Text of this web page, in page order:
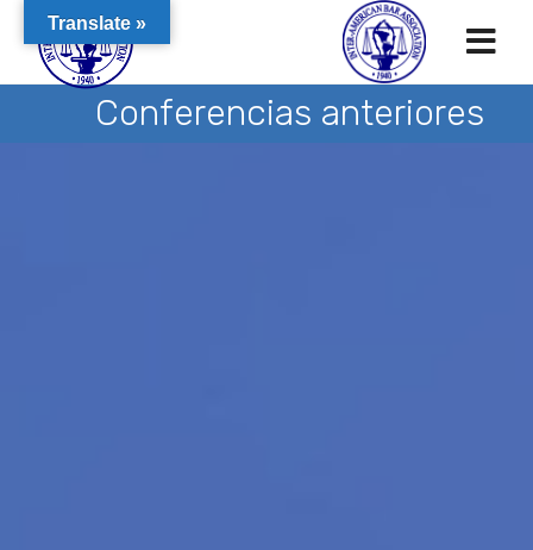
Conferencias anteriores
Translate »